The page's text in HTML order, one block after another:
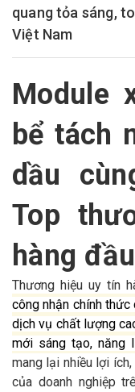
quang tỏa sáng,
Việt Nam
Module
bể tách
dầu
Top
hàng
Thương hiệu uy tín
công nhận chính
dịch vụ chất lượng
mới sáng tạo, năng
mang lại nhiều lợi
của doanh nghiệp